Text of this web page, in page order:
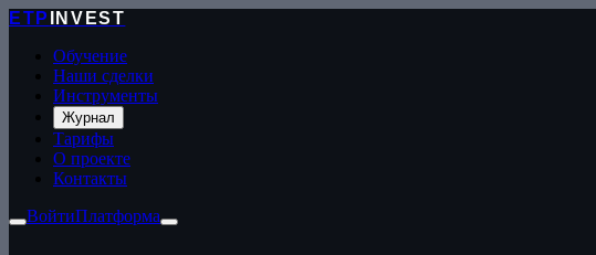
ETP
INVEST
Обучение
Наши сделки
Инструменты
Журнал
Тарифы
О проекте
Контакты
ВойтиПлатформа